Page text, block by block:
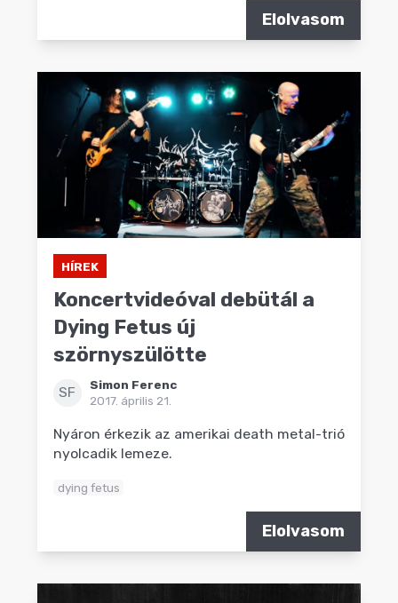
Elolvasom
HÍREK
Koncertvideóval debütál a
Dying Fetus új
szörnyszülötte
SF
Simon Ferenc
2017. április 21.
Nyáron érkezik az amerikai death metal-trió
nyolcadik lemeze.
dying fetus
Elolvasom